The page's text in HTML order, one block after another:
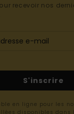
recevoir nos
S'inscrire
en ligne pour les
disponibles dans